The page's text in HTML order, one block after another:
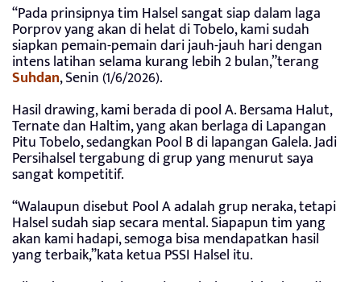
“Pada prinsipnya tim Halsel sangat siap dalam laga
Porprov yang akan di helat di Tobelo, kami sudah
siapkan pemain-pemain dari jauh-jauh hari dengan
intens latihan selama kurang lebih 2 bulan,”terang
Suhdan, Senin (1/6/2026).
Hasil drawing, kami berada di pool A. Bersama Halut,
Ternate dan Haltim, yang akan berlaga di Lapangan
Pitu Tobelo, sedangkan Pool B di lapangan Galela. Jadi
Persihalsel tergabung di grup yang menurut saya
sangat kompetitif.
“Walaupun disebut Pool A adalah grup neraka, tetapi
Halsel sudah siap secara mental. Siapapun tim yang
akan kami hadapi, semoga bisa mendapatkan hasil
yang terbaik,”kata ketua PSSI Halsel itu.